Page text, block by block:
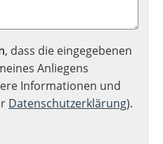
, dass die eingegebenen
Anliegens
Informationen und
Datenschutzerklärung).